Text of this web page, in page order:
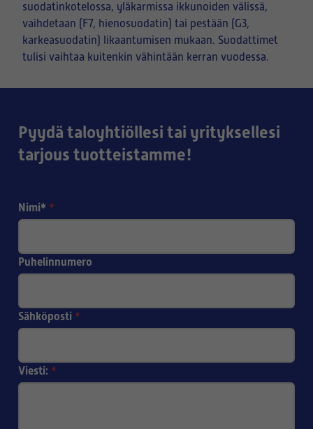
suodatinkotelossa, yläkarmissa ikkunoiden välissä,
vaihdetaan (F7, hienosuodatin) tai pestään (G3,
karkeasuodatin) likaantumisen mukaan. Suodattimet
tulisi vaihtaa kuitenkin vähintään kerran vuodessa.
Pyydä taloyhtiöllesi tai yrityksellesi
tarjous tuotteistamme!
Nimi* *
Puhelinnumero
Sähköposti *
Viesti: *